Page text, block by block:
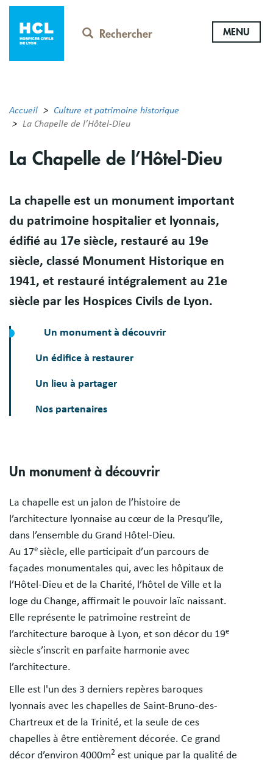
Aller
contenu
principal
Rechercher MENU
Accueil
Culture et patrimoine historique
La Chapelle de l’Hôtel-Dieu
La Chapelle de l’Hôtel-Dieu
Résumé
La chapelle est un monument important
du patrimoine hospitalier et lyonnais,
édifié au 17e siècle, restauré au 19e
siècle, classé Monument Historique en
1941, et restauré intégralement au 21e
siècle par les Hospices Civils de Lyon.
Un monument à découvrir
Un édifice à restaurer
Un lieu à partager
Nos partenaires
Un monument à découvrir
La chapelle est un jalon de l’histoire de
l’architecture lyonnaise au cœur de la Presqu’île,
dans l’ensemble du Grand Hôtel-Dieu.
Au 17e siècle, elle participait d’un parcours de
façades monumentales qui, avec les hôpitaux de
l’Hôtel-Dieu et de la Charité, l’hôtel de Ville et la
loge du Change, affirmait le pouvoir laïc naissant.
Elle représente le patrimoine restreint de
l’architecture baroque à Lyon, et son décor du 19e
siècle s’inscrit en parfaite harmonie avec
l’architecture.
Elle est l'un des 3 derniers repères baroques
lyonnais avec les chapelles de Saint-Bruno-des-
Chartreux et de la Trinité, et la seule de ces
chapelles à être entièrement décorée. Ce grand
décor d’environ 4000m2 est unique par la qualité de